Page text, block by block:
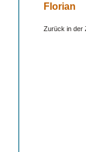
Florian
Zurück in der